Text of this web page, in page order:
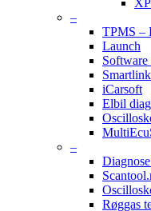
–
TPMS –
Launch
iCarsoft
Elbil
–
Røggas